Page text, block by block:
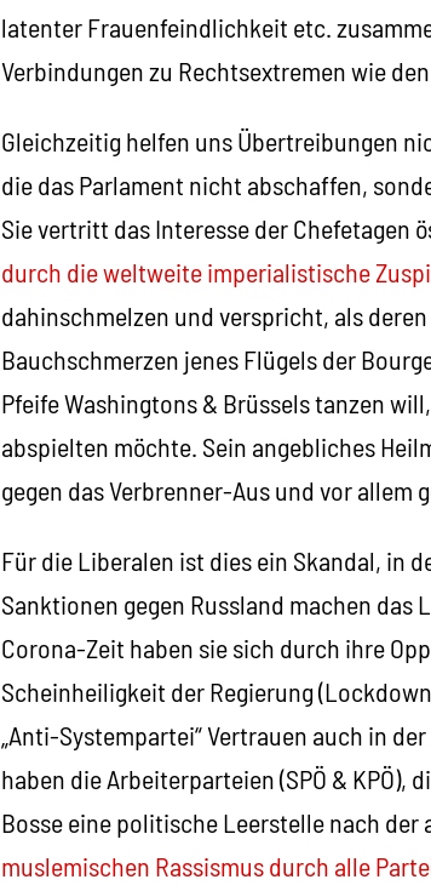
latenter Frauenfeindlichkeit etc.
Verbindungen zu Rechtsextremen wie
Gleichzeitig helfen uns Übertreibungen
die das Parlament nicht abschaffen,
Sie vertritt das Interesse der Chefetagen
durch die weltweite imperialistische
dahinschmelzen und verspricht, als
Bauchschmerzen jenes Flügels der
Pfeife Washingtons & Brüssels tanzen
abspielten möchte. Sein angebliches
gegen das Verbrenner-Aus und vor allem
Für die Liberalen ist dies ein Skandal, in
Sanktionen gegen Russland machen
Corona-Zeit haben sie sich durch ihre
Scheinheiligkeit der Regierung
„Anti-Systempartei“ Vertrauen auch in
haben die Arbeiterparteien (SPÖ &
Bosse eine politische Leerstelle nach
muslemischen Rassismus durch alle